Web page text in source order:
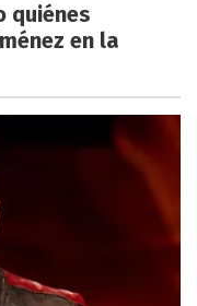
quiénes
en la